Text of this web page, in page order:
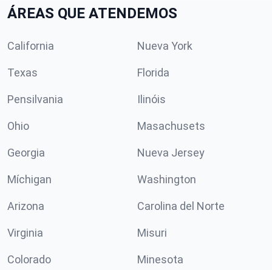
ÁREAS QUE ATENDEMOS
California Nueva York
Texas Florida
Pensilvania Ilinóis
Ohio Masachusets
Georgia Nueva Jersey
Míchigan Washington
Arizona Carolina del Norte
Virginia Misuri
Colorado Minesota